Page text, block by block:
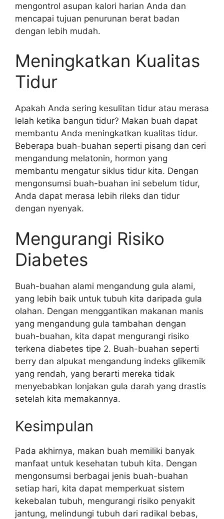
mengontrol asupan kalori harian Anda dan
mencapai tujuan penurunan berat badan
dengan lebih mudah.
Meningkatkan Kualitas
Tidur
Apakah Anda sering kesulitan tidur atau merasa
lelah ketika bangun tidur? Makan buah dapat
membantu Anda meningkatkan kualitas tidur.
Beberapa buah-buahan seperti pisang dan ceri
mengandung melatonin, hormon yang
membantu mengatur siklus tidur kita. Dengan
mengonsumsi buah-buahan ini sebelum tidur,
Anda dapat merasa lebih rileks dan tidur
dengan nyenyak.
Mengurangi Risiko
Diabetes
Buah-buahan alami mengandung gula alami,
yang lebih baik untuk tubuh kita daripada gula
olahan. Dengan menggantikan makanan manis
yang mengandung gula tambahan dengan
buah-buahan, kita dapat mengurangi risiko
terkena diabetes tipe 2. Buah-buahan seperti
berry dan alpukat mengandung indeks glikemik
yang rendah, yang berarti mereka tidak
menyebabkan lonjakan gula darah yang drastis
setelah kita memakannya.
Kesimpulan
Pada akhirnya, makan buah memiliki banyak
manfaat untuk kesehatan tubuh kita. Dengan
mengonsumsi berbagai jenis buah-buahan
setiap hari, kita dapat memperkuat sistem
kekebalan tubuh, mengurangi risiko penyakit
jantung, melindungi tubuh dari radikal bebas,